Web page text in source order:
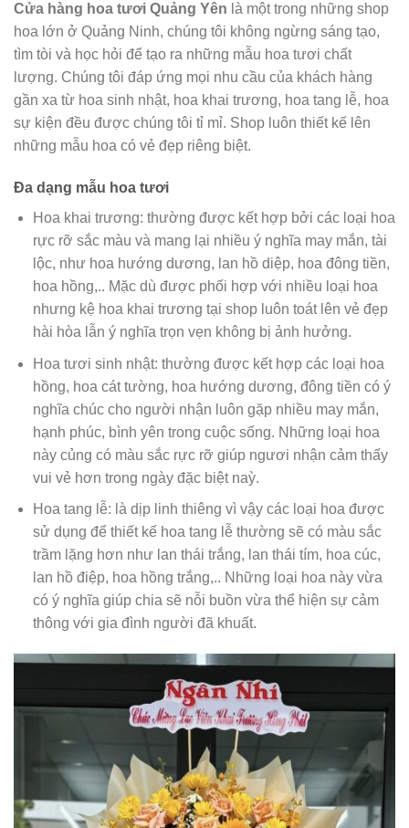
Cửa hàng hoa tươi Quảng Yên là một trong những shop
hoa lớn ở Quảng Ninh, chúng tôi không ngừng sáng tạo,
tìm tòi và học hỏi để tạo ra những mẫu hoa tươi chất
lượng. Chúng tôi đáp ứng mọi nhu cầu của khách hàng
gần xa từ hoa sinh nhật, hoa khai trương, hoa tang lễ, hoa
sự kiện đều được chúng tôi tỉ mỉ. Shop luôn thiết kế lên
những mẫu hoa có vẻ đẹp riêng biệt.
Đa dạng mẫu hoa tươi
Hoa khai trương: thường được kết hợp bởi các loại hoa
rực rỡ sắc màu và mang lại nhiều ý nghĩa may mắn, tài
lộc, như hoa hướng dương, lan hồ diệp, hoa đông tiền,
hoa hồng,.. Mặc dù được phối hợp với nhiều loại hoa
nhưng kệ hoa khai trương tại shop luôn toát lên vẻ đẹp
hài hòa lẫn ý nghĩa trọn vẹn không bị ảnh hưởng.
Hoa tươi sinh nhật: thường được kết hợp các loại hoa
hồng, hoa cát tường, hoa hướng dương, đông tiền có ý
nghĩa chúc cho người nhận luôn gặp nhiều may mắn,
hạnh phúc, bình yên trong cuộc sống. Những loại hoa
này củng có màu sắc rực rỡ giúp ngươi nhận cảm thấy
vui vẻ hơn trong ngày đặc biệt naỳ.
Hoa tang lễ: là dịp linh thiêng vì vậy các loại hoa được
sử dụng để thiết kế hoa tang lễ thường sẽ có màu sắc
trầm lặng hơn như lan thái trắng, lan thái tím, hoa cúc,
lan hồ điệp, hoa hồng trắng,.. Những loại hoa này vừa
có ý nghĩa giúp chia sẽ nỗi buồn vừa thể hiện sự cảm
thông với gia đình người đã khuất.